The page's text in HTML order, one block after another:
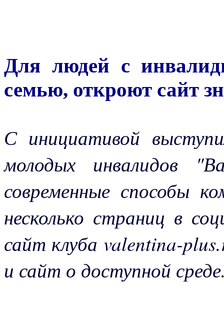
Для людей с
семью, откроют сайт
С инициативой
молодых инвалидов
современные способы
несколько страниц в
сайт клуба valentina-
и сайт о доступной